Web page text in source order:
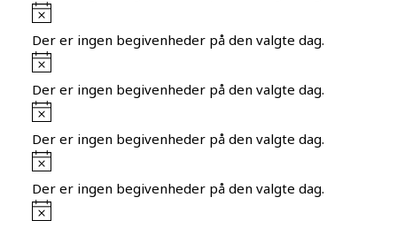
Notice
Der er ingen begivenheder på den valgte dag.
Notice
Der er ingen begivenheder på den valgte dag.
Notice
Der er ingen begivenheder på den valgte dag.
Notice
Der er ingen begivenheder på den valgte dag.
Notice